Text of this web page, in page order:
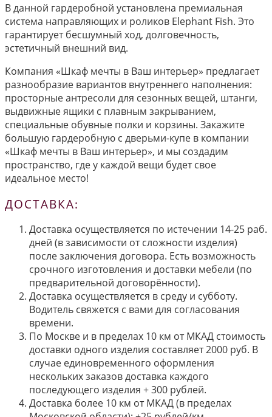
В данной гардеробной установлена премиальная
система направляющих и роликов Elephant Fish. Это
гарантирует бесшумный ход, долговечность,
эстетичный внешний вид.
Компания «Шкаф мечты в Ваш интерьер» предлагает
разнообразие вариантов внутреннего наполнения:
просторные антресоли для сезонных вещей, штанги,
выдвижные ящики с плавным закрыванием,
специальные обувные полки и корзины. Закажите
большую гардеробную с дверьми-купе в компании
«Шкаф мечты в Ваш интерьер», и мы создадим
пространство, где у каждой вещи будет свое
идеальное место!
ДОСТАВКА:
Доставка осуществляется по истечении 14-25 раб.
дней (в зависимости от сложности изделия)
после заключения договора. Есть возможность
срочного изготовления и доставки мебели (по
предварительной договорённости).
Доставка осуществляется в среду и субботу.
Водитель свяжется с вами для согласования
времени.
По Москве и в пределах 10 км от МКАД стоимость
доставки одного изделия составляет 2000 руб. В
случае единовременного оформления
нескольких заказов доставка каждого
последующего изделия + 300 рублей.
Доставка более 10 км от МКАД (в пределах